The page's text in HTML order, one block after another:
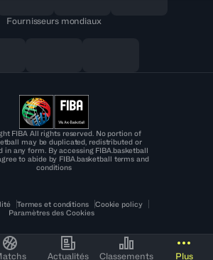
Actualités Classements Plus
Fournisseurs mondiaux
FIBA All rights reserved. No portion of
may be duplicated, redistributed or
in any form. By accessing FIBA.basketball
to abide by FIBA.basketball terms and
conditions
Termes et conditions
Cookie policy
Paramètres des Cookies